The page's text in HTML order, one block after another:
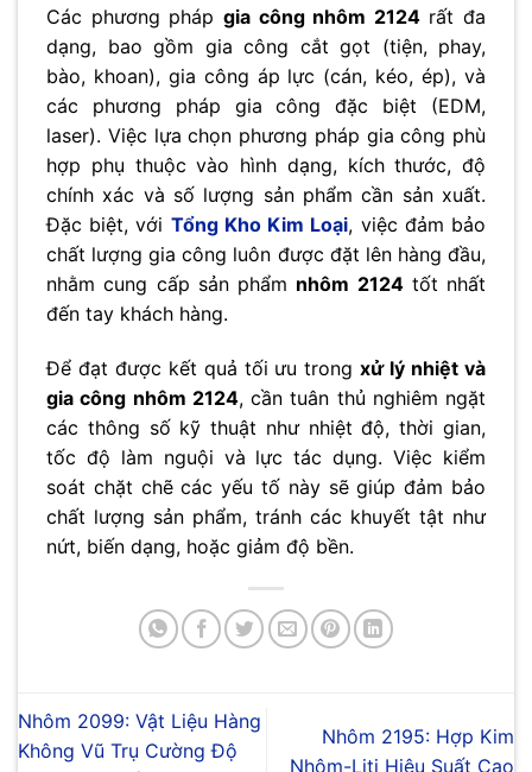
Các phương pháp gia công nhôm 2124rất đa
dạng, bao gồm gia công cắt gọt (tiện, phay,
bào, khoan), gia công áp lực (cán, kéo, ép), và
các phương pháp gia công đặc biệt (EDM,
laser). Việc lựa chọn phương pháp gia công phù
hợp phụ thuộc vào hình dạng, kích thước, độ
chính xác và số lượng sản phẩm cần sản xuất.
Đặc biệt, với Tổng Kho Kim Loại, việc đảm bảo
chất lượng gia công luôn được đặt lên hàng đầu,
nhằm cung cấp sản phẩm nhôm 2124tốt nhất
đến tay khách hàng.
Để đạt được kết quả tối ưu trongxử lý nhiệt và
gia công nhôm 2124, cần tuân thủ nghiêm ngặt
các thông số kỹ thuật như nhiệt độ, thời gian,
tốc độ làm nguội và lực tác dụng. Việc kiểm
soát chặt chẽ các yếu tố này sẽ giúp đảm bảo
chất lượng sản phẩm, tránh các khuyết tật như
nứt, biến dạng, hoặc giảm độ bền.
Nhôm 2099: Vật Liệu Hàng
Không Vũ Trụ Cường Độ
Nhôm 2195: Hợp Kim
Nhôm-Liti Hiệu Suất Cao